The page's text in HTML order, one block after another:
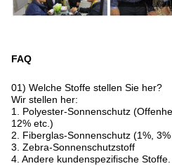
FAQ
01) Welche Stoffe stellen Sie her?
Wir stellen her:
1. Polyester-Sonnenschutz
12% etc.)
2. Fiberglas-Sonnenschutz (1%,
3. Zebra-Sonnenschutzstoff
4. Andere kundenspezifische Stoffe.